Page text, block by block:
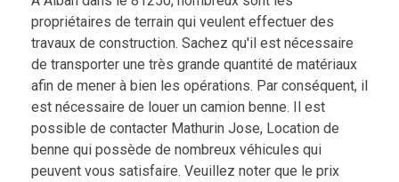
propriétaires de terrain qui veulent effectuer des
travaux de construction. Sachez qu'il est nécessaire
de transporter une très grande quantité de matériaux
afin de mener à bien les opérations. Par conséquent, il
est nécessaire de louer un camion benne. Il est
possible de contacter Mathurin Jose, Location de
benne qui possède de nombreux véhicules qui
peuvent vous satisfaire. Veuillez noter que le prix